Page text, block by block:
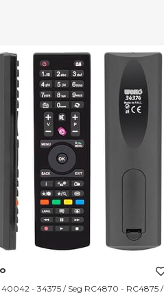
40042 - 34375 / Seg RC4870 - RC4875 /